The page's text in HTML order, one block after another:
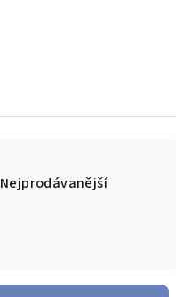
Nejprodávanější